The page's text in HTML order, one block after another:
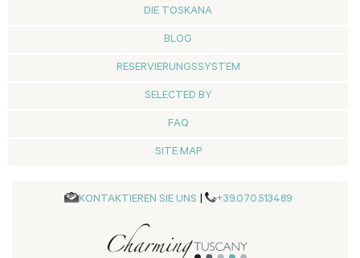
DIE TOSKANA
BLOG
RESERVIERUNGSSYSTEM
SELECTED BY
FAQ
SITE MAP
KONTAKTIEREN SIE UNS +39.070.513489